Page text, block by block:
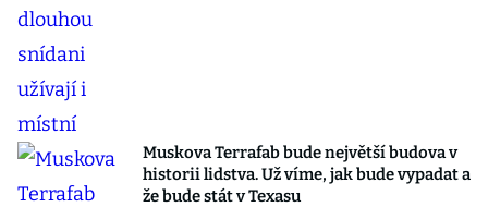
Muskova Terrafab bude největší budova v
historii lidstva. Už víme, jak bude vypadat a
že bude stát v Texasu